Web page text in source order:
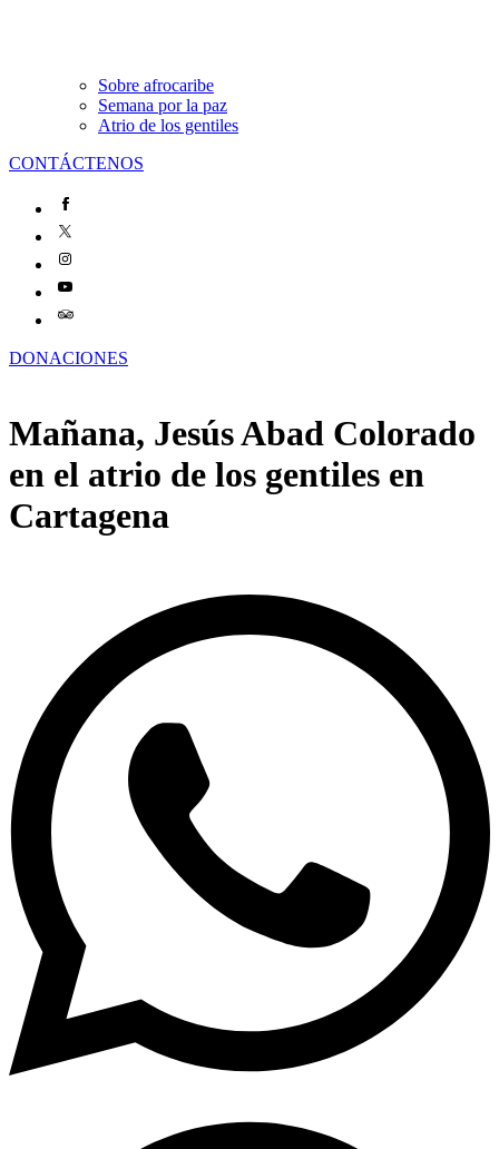
Sobre afrocaribe
Semana por la paz
Atrio de los gentiles
CONTÁCTENOS
DONACIONES
Mañana, Jesús Abad Colorado
en el atrio de los gentiles en
Cartagena